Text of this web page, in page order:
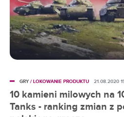
10 kamieni milowych na
Tanks - ranking zmian z
GRY/ LOKOWANIE PRODUKTU 21.08.2020